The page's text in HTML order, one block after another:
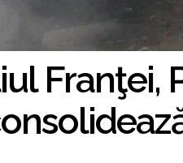
Franţei,